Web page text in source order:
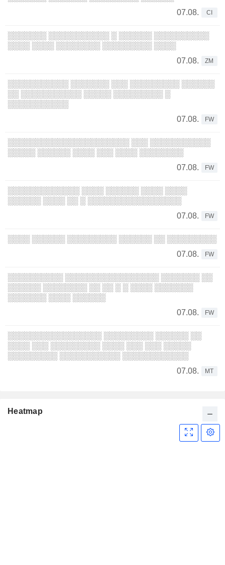
07.08.
CI
░░░░░░░ ░░░░░░░░░░░ ░ ░░░░░░ ░░░░░░░░░░
░░░░ ░░░░ ░░░░░░░░ ░░░░░░░░░ ░░░░
07.08.
ZM
░░░░░░░░░░░ ░░░░░░░ ░░░ ░░░░░░░░░ ░░░░░░
░░ ░░░░░░░░░░░ ░░░░░ ░░░░░░░░░ ░
░░░░░░░░░░░
07.08.
FW
░░░░░░░░░░░░░░░░░░░░░░ ░░░ ░░░░░░░░░░░
░░░░░ ░░░░░░ ░░░░ ░░░ ░░░░ ░░░░░░░░
07.08.
FW
░░░░░░░░░░░░░ ░░░░ ░░░░░░ ░░░░ ░░░░
░░░░░░ ░░░░ ░░ ░ ░░░░░░░░░░░░░░░░░
07.08.
FW
░░░░ ░░░░░░ ░░░░░░░░░ ░░░░░░ ░░ ░░░░░░░░░
07.08.
FW
░░░░░░░░░░ ░░░░░░░░░░░░░░░░░ ░░░░░░░ ░░
░░░░░░ ░░░░░░░░ ░░ ░░ ░ ░ ░░░░ ░░░░░░░
░░░░░░░ ░░░░ ░░░░░░
07.08.
FW
░░░░░░░░░░░░░░░░░ ░░░░░░░░░ ░░░░░░ ░░
░░░░ ░░░ ░░░░░░░░░ ░░░░ ░░░ ░░░ ░░░░░
░░░░░░░░░ ░░░░░░░░░░░ ░░░░░░░░░░░░
07.08.
MT
Heatmap